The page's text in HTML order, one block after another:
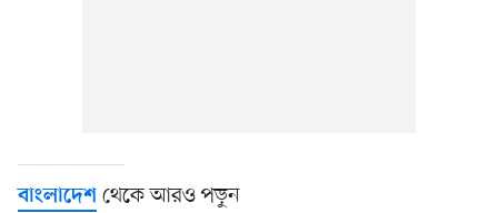
বাংলাদেশ থেকে আরও পড়ুন